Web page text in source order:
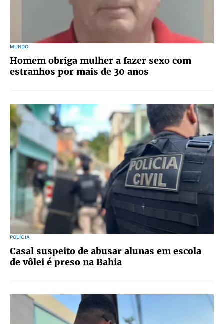
MUNDO
Homem obriga mulher a fazer sexo com
estranhos por mais de 30 anos
POLÍCIA
Casal suspeito de abusar alunas em escola
de vôlei é preso na Bahia